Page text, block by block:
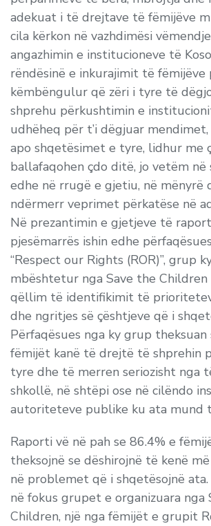
adekuat i të drejtave të fëmijëve
cila kërkon në vazhdimësi
angazhimin e institucioneve të
rëndësinë e inkurajimit të fëmijëve
këmbëngulur që zëri i tyre të
shprehu përkushtimin e
udhëheq për t’i dëgjuar
apo shqetësimet e tyre, lidhur me
ballafaqohen çdo ditë, jo vetëm në
edhe në rrugë e gjetiu, në mënyrë
ndërmerr veprimet përkatëse në
Në prezantimin e gjetjeve të
pjesëmarrës ishin edhe
“Respect our Rights (ROR)”, grup
mbështetur nga Save the Children
qëllim të identifikimit të
dhe ngritjes së çështjeve që i
Përfaqësues nga ky grup
fëmijët kanë të drejtë të shprehin
tyre dhe të merren seriozisht nga
shkollë, në shtëpi ose në cilëndo
autoriteteve publike ku ata mund
Raporti vë në pah se 86.4% e
theksojnë se dëshirojnë të kenë
në problemet që i shqetësojnë
në fokus grupet e organizuara nga
Children, një nga fëmijët e grupit